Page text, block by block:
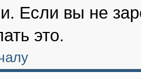
Если вы не
это.